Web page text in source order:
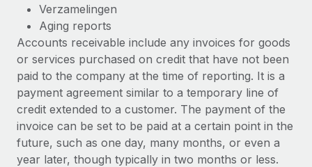
Integraties
Processen stroomlijnen met essentiële zakelijke tools
DIENSTEN
Vraag een expert
Krijg hulp van global HR- en juridische experts
Achtergrondonderzoek
Strategische technologiepartners
Integreer global HR flexibel in je platform
Een partner worden
Ontdek hoe je met ons kunt samenwerken
Remote Build
Binnenkort beschikbaar
Integraties en advies over AI-automatiseringen
Evenementen
Newsroom
Inzicht in salaris en talent
Inzichtencentrum
Support
한국어
中文（简体）
Verzamelingen
Aging reports
Accounts receivable include any invoices for goods
or services purchased on credit that have not been
paid to the company at the time of reporting. It is a
payment agreement similar to a temporary line of
credit extended to a customer. The payment of the
invoice can be set to be paid at a certain point in the
future, such as one day, many months, or even a
year later, though typically in two months or less.